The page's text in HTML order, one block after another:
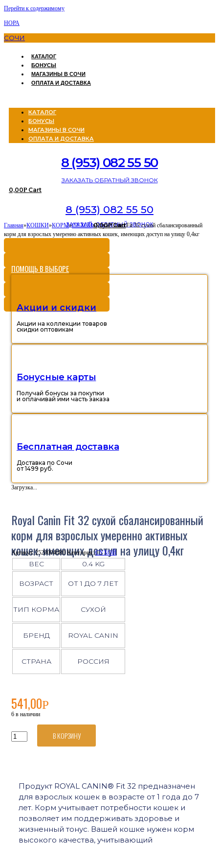
Перейти к содержимому
НОРА
СОЧИ
КАТАЛОГ
БОНУСЫ
МАГАЗИНЫ В СОЧИ
ОПЛАТА И ДОСТАВКА
КАТАЛОГ
БОНУСЫ
МАГАЗИНЫ В СОЧИ
ОПЛАТА И ДОСТАВКА
8 (953) 082 55 50
ЗАКАЗАТЬ ОБРАТНЫЙ ЗВОНОК
0,00Р Cart
8 (953) 082 55 50
ЗАКАЗАТЬ ОБРАТНЫЙ ЗВОНОК
0,00Р Cart
Главная»КОШКИ»КОРМ»СУХОЙ»Royal Canin Fit 32 сухой сбалансированный
корм для взрослых умеренно активных кошек, имеющих доступ на улицу 0,4кг
ПОМОЩЬ В ВЫБОРЕ
Акции и скидки
Акции на коллекции товаров
скидки оптовикам
Бонусные карты
Получай бонусы за покупки
и оплачивай ими часть заказа
Бесплатная доставка
Доставка по Сочи
от 1499 руб.
Загрузка...
Royal Canin Fit 32 сухой сбалансированный
корм для взрослых умеренно активных
кошек, имеющих доступ на улицу 0,4кг
Артикул:25200040R0 Категория:СУХОЙ
ВЕС 0.4 KG
ВОЗРАСТ ОТ 1 ДО 7 ЛЕТ
ТИП КОРМА СУХОЙ
БРЕНД ROYAL CANIN
СТРАНА РОССИЯ
541,00Р
6 в наличии
Количество
товара
сухой
сбалансированный
корм
взрослых
умеренно
активных
В КОРЗИНУ
Продукт ROYAL CANIN® Fit 32 предназначен
для взрослых кошек в возрасте от 1 года до 7
лет. Корм учитывает потребности кошек и
позволяет им поддерживать здоровье и
жизненный тонус. Вашей кошке нужен корм
высокого качества, учитывающий